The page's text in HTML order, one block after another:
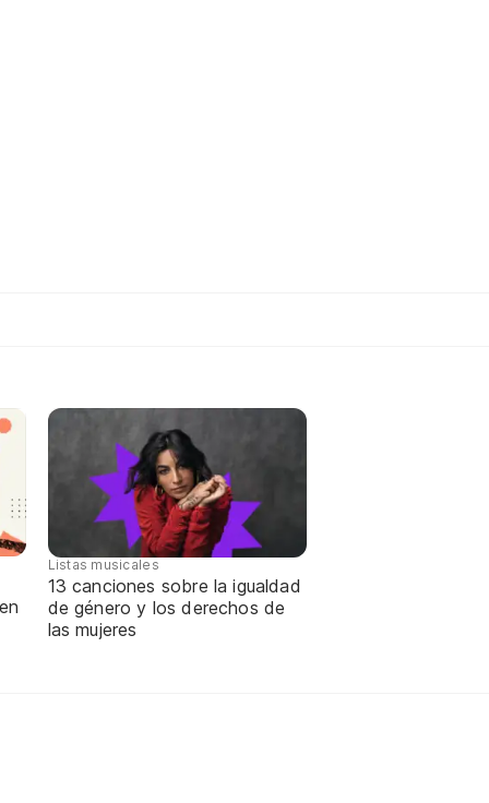
Listas musicales
13 canciones sobre la igualdad
de género y los derechos de
las mujeres